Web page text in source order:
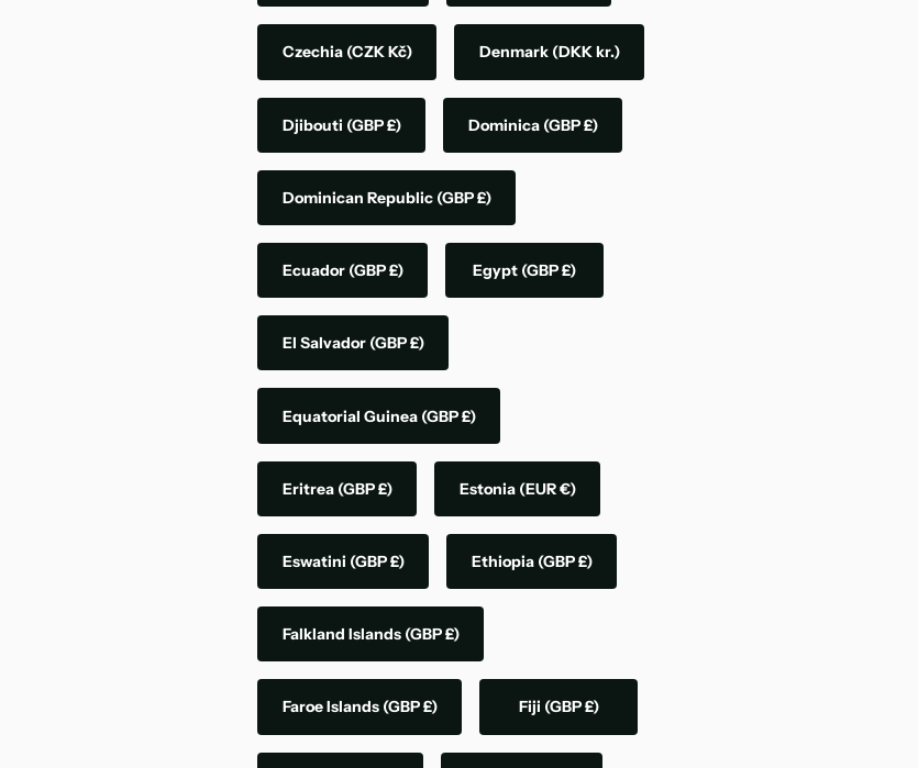
Czechia (CZK Kč) Denmark (DKK kr.)
Djibouti (GBP £) Dominica (GBP £)
Dominican Republic (GBP £)
Ecuador (GBP £) Egypt (GBP £)
El Salvador (GBP £)
Equatorial Guinea (GBP £)
Eritrea (GBP £) Estonia (EUR €)
Eswatini (GBP £) Ethiopia (GBP £)
Falkland Islands (GBP £)
Faroe Islands (GBP £) Fiji (GBP £)